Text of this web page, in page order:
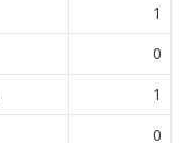
1
0
1
0